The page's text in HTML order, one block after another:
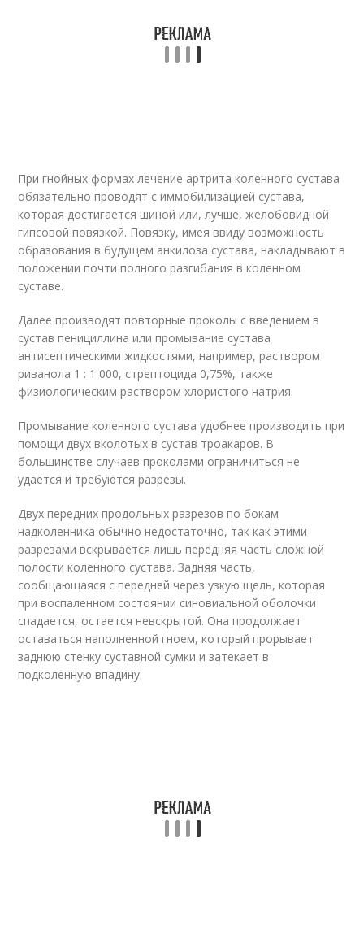
При гнойных формах лечение артрита коленного сустава
обязательно проводят с иммобилизацией сустава,
которая достигается шиной или, лучше, желобовидной
гипсовой повязкой. Повязку, имея ввиду возможность
образования в будущем анкилоза сустава, накладывают в
положении почти полного разгибания в коленном
суставе.
Далее производят повторные проколы с введением в
сустав пенициллина или промывание сустава
антисептическими жидкостями, например, раствором
риванола 1 : 1 000, стрептоцида 0,75%, также
физиологическим раствором хлористого натрия.
Промывание коленного сустава удобнее производить при
помощи двух вколотых в сустав троакаров. В
большинстве случаев проколами ограничиться не
удается и требуются разрезы.
Двух передних продольных разрезов по бокам
надколенника обычно недостаточно, так как этими
разрезами вскрывается лишь передняя часть сложной
полости коленного сустава. Задняя часть,
сообщающаяся с передней через узкую щель, которая
при воспаленном состоянии синовиальной оболочки
спадается, остается невскрытой. Она продолжает
оставаться наполненной гноем, который прорывает
заднюю стенку суставной сумки и затекает в
подколенную впадину.